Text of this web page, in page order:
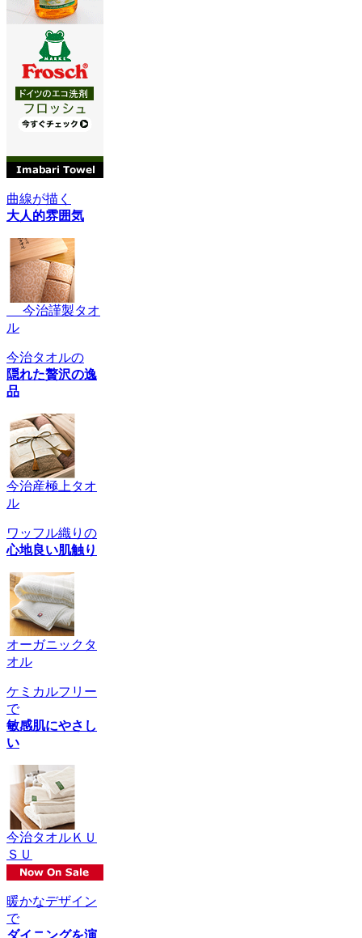
曲線が描く
大人的雰囲気
今治謹製タオ
ル
今治タオルの
隠れた贅沢の逸
品
今治産極上タオ
ル
ワッフル織りの
心地良い肌触り
オーガニックタ
オル
ケミカルフリー
で
敏感肌にやさし
い
今治タオルＫＵ
ＳＵ
暖かなデザイン
で
ダイニングを演